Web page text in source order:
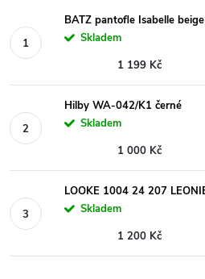
BATZ pantofle Isabelle beige
Skladem
1 199 Kč
Hilby WA-042/K1 černé
Skladem
1 000 Kč
LOOKE 1004 24 207
Skladem
1 200 Kč